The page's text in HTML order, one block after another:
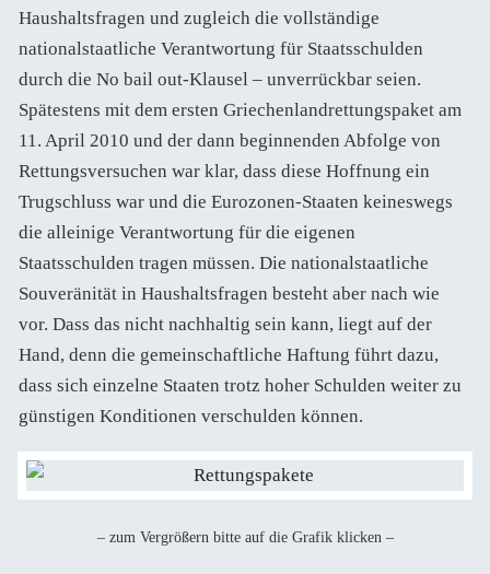
Haushaltsfragen und zugleich die vollständige
nationalstaatliche Verantwortung für Staatsschulden
durch die No bail out-Klausel – unverrückbar seien.
Spätestens mit dem ersten Griechenlandrettungspaket am
11. April 2010 und der dann beginnenden Abfolge von
Rettungsversuchen war klar, dass diese Hoffnung ein
Trugschluss war und die Eurozonen-Staaten keineswegs
die alleinige Verantwortung für die eigenen
Staatsschulden tragen müssen. Die nationalstaatliche
Souveränität in Haushaltsfragen besteht aber nach wie
vor. Dass das nicht nachhaltig sein kann, liegt auf der
Hand, denn die gemeinschaftliche Haftung führt dazu,
dass sich einzelne Staaten trotz hoher Schulden weiter zu
günstigen Konditionen verschulden können.
– zum Vergrößern bitte auf die Grafik klicken –